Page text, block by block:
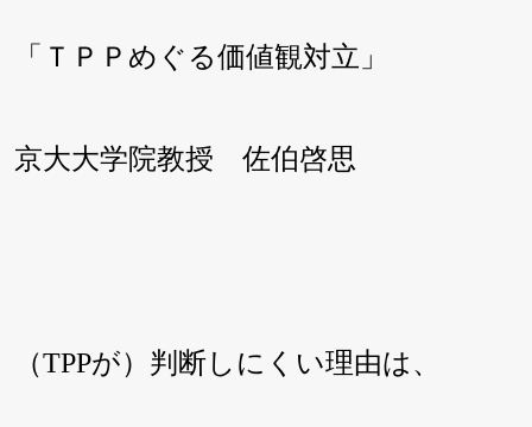
「ＴＰＰめぐる価値観対立」
京大大学院教授 佐伯啓思
（TPPが）判断しにくい理由は、